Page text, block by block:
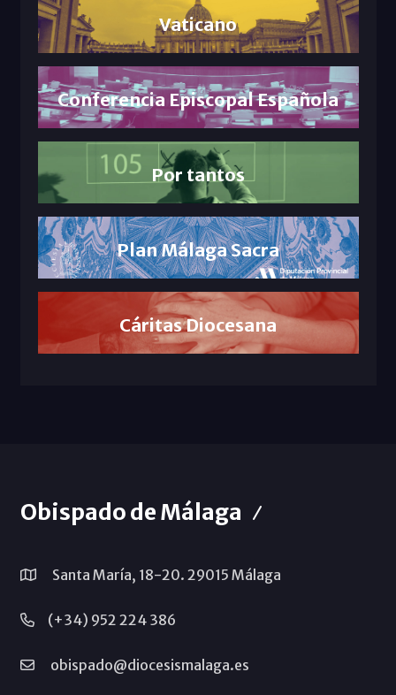
Vaticano
Conferencia Episcopal Española
Por tantos
Plan Málaga Sacra
Cáritas Diocesana
Obispado de Málaga
Santa María, 18-20. 29015 Málaga
(+34) 952 224 386
obispado@diocesismalaga.es